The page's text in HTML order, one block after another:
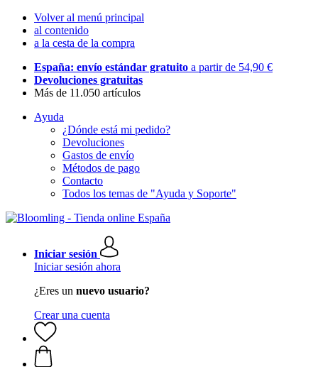
Volver al menú principal
al contenido
a la cesta de la compra
España: envío estándar gratuito a partir de 54,90 €
Devoluciones gratuitas
Más de 11.050 artículos
Ayuda
¿Dónde está mi pedido?
Devoluciones
Gastos de envío
Métodos de pago
Contacto
Todos los temas de "Ayuda y Soporte"
Iniciar sesión
Iniciar sesión ahora
¿Eres un nuevo usuario?
Crear una cuenta